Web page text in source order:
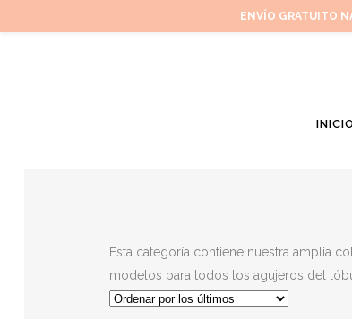
Esta categoría contiene nuestra amplia
modelos para todos los agujeros del
ENVÍO GRATUITO